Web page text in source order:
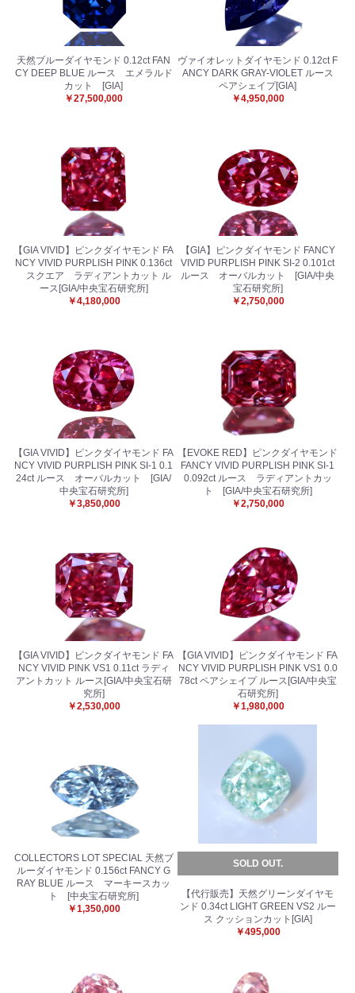
天然ブルーダイヤモンド 0.12ct FAN
CY DEEP BLUE ルース エメラルド
カット [GIA]
￥27,500,000
ヴァイオレットダイヤモンド 0.12ct F
ANCY DARK GRAY-VIOLET ルース
ペアシェイプ[GIA]
￥4,950,000
【GIA VIVID】ピンクダイヤモンド FA
NCY VIVID PURPLISH PINK 0.136ct
スクエア ラディアントカット ル
ース[GIA/中央宝石研究所]
￥4,180,000
【GIA】ピンクダイヤモンド FANCY
VIVID PURPLISH PINK SI-2 0.101ct
ルース オーバルカット [GIA/中央
宝石研究所]
￥2,750,000
【GIA VIVID】ピンクダイヤモンド FA
NCY VIVID PURPLISH PINK SI-1 0.1
24ct ルース オーバルカット [GIA/
中央宝石研究所]
￥3,850,000
【EVOKE RED】ピンクダイヤモンド
FANCY VIVID PURPLISH PINK SI-1
0.092ct ルース ラディアントカッ
ト [GIA/中央宝石研究所]
￥2,750,000
【GIA VIVID】ピンクダイヤモンド FA
NCY VIVID PINK VS1 0.11ct ラディ
アントカット ルース[GIA/中央宝石研
究所]
￥2,530,000
【GIA VIVID】ピンクダイヤモンド FA
NCY VIVID PURPLISH PINK VS1 0.0
78ct ペアシェイプ ルース[GIA/中央宝
石研究所]
￥1,980,000
COLLECTORS LOT SPECIAL 天然ブ
ルーダイヤモンド 0.156ct FANCY G
RAY BLUE ルース マーキースカッ
ト [中央宝石研究所]
￥1,350,000
SOLD OUT.
【代行販売】天然グリーンダイヤモ
ンド 0.34ct LIGHT GREEN VS2 ルー
ス クッションカット[GIA]
￥495,000